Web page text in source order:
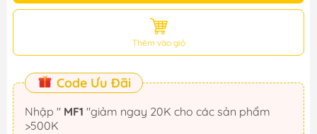
Thêm vào giỏ
Code Ưu Đãi
Nhập " MF1
>500K